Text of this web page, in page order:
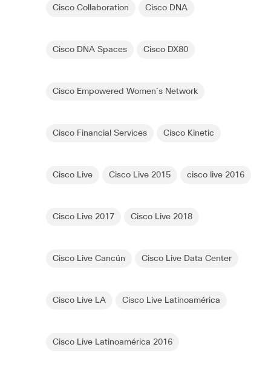
Cisco Collaboration Cisco DNA
Cisco DNA Spaces Cisco DX80
Cisco Empowered Women´s Network
Cisco Financial Services Cisco Kinetic
Cisco Live Cisco Live 2015 cisco live 2016
Cisco Live 2017 Cisco Live 2018
Cisco Live Cancún Cisco Live Data Center
Cisco Live LA Cisco Live Latinoamérica
Cisco Live Latinoamérica 2016